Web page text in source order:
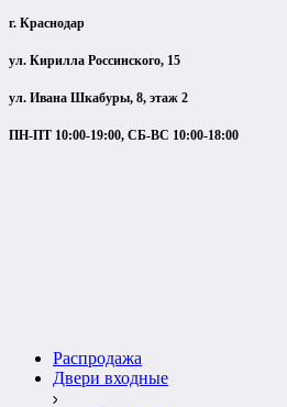
г. Краснодар
ул. Кирилла Россинского, 15
ул. Ивана Шкабуры, 8, этаж 2
ПН-ПТ 10:00-19:00, СБ-ВС 10:00-18:00
Распродажа
Двери входные